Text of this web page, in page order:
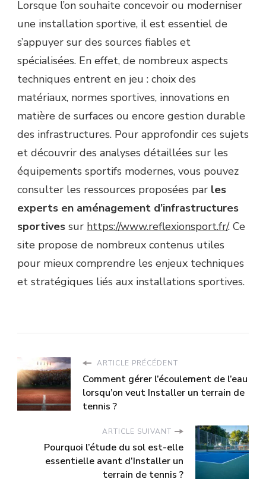
Lorsque l’on souhaite concevoir ou moderniser
une installation sportive, il est essentiel de
s’appuyer sur des sources fiables et
spécialisées. En effet, de nombreux aspects
techniques entrent en jeu : choix des
matériaux, normes sportives, innovations en
matière de surfaces ou encore gestion durable
des infrastructures. Pour approfondir ces sujets
et découvrir des analyses détaillées sur les
équipements sportifs modernes, vous pouvez
consulter les ressources proposées par les
experts en aménagement d’infrastructures
sportives sur https://www.reflexionsport.fr/. Ce
site propose de nombreux contenus utiles
pour mieux comprendre les enjeux techniques
et stratégiques liés aux installations sportives.
ARTICLE PRÉCÉDENT
Comment gérer l’écoulement de l’eau
lorsqu’on veut Installer un terrain de
tennis ?
ARTICLE SUIVANT
Pourquoi l’étude du sol est-elle
essentielle avant d’Installer un
terrain de tennis ?